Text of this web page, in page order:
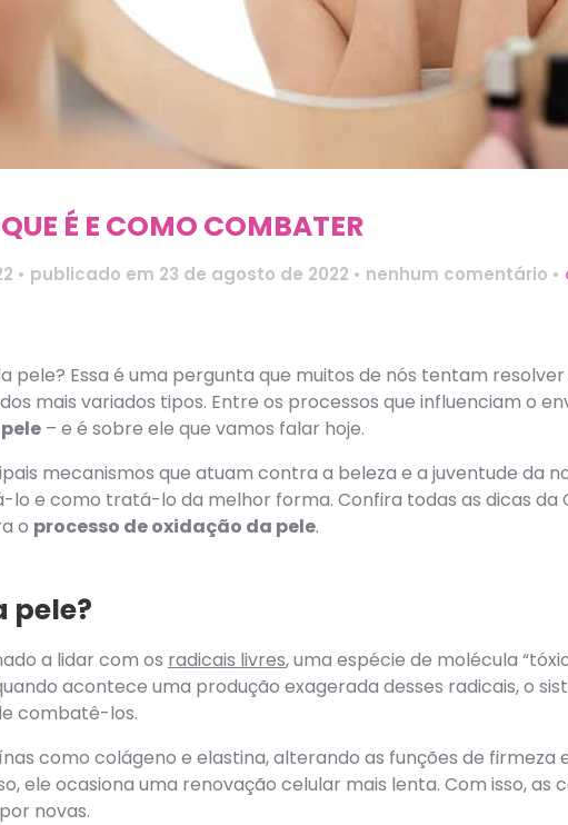
É E COMO COMBATER
• publicado em 23 de agosto de 2022 • nenhum comentário •
Essa é uma pergunta que muitos de nós tentam
mais variados tipos. Entre os processos que influenciam o
– e é sobre ele que vamos falar hoje.
mecanismos que atuam contra a beleza e a juventude da
e como tratá-lo da melhor forma. Confira todas as dicas da
o processo de oxidação da pele.
pele?
a lidar com os radicais livres, uma espécie de molécula
acontece uma produção exagerada desses radicais, o
combatê-los.
como colágeno e elastina, alterando as funções de firmeza
ele ocasiona uma renovação celular mais lenta. Com isso, as
novas.